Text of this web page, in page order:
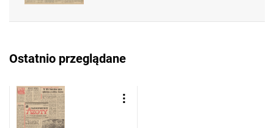
Feliksa Dzierżyńskiego. 1968, nr 38
Robotniczego Zakładów Azotowych im.
Feliksa Dzierżyńskiego. 1968, nr 39
Tarnowskie Azoty : Organ Samorządu
Ostatnio przeglądane